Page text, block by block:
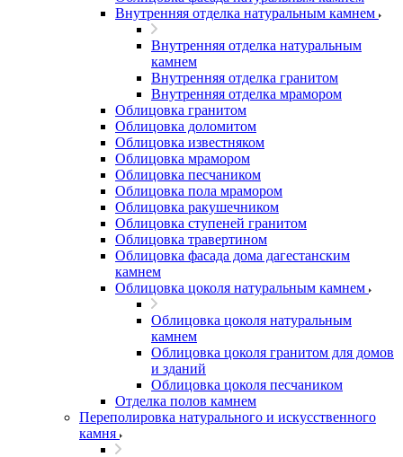
Внутренняя отделка натуральным камнем
Внутренняя отделка натуральным
камнем
Внутренняя отделка гранитом
Внутренняя отделка мрамором
Облицовка гранитом
Облицовка доломитом
Облицовка известняком
Облицовка мрамором
Облицовка песчаником
Облицовка пола мрамором
Облицовка ракушечником
Облицовка ступеней гранитом
Облицовка травертином
Облицовка фасада дома дагестанским
камнем
Облицовка цоколя натуральным камнем
Облицовка цоколя натуральным
камнем
Облицовка цоколя гранитом для домов
и зданий
Облицовка цоколя песчаником
Отделка полов камнем
Переполировка натурального и искусственного
камня